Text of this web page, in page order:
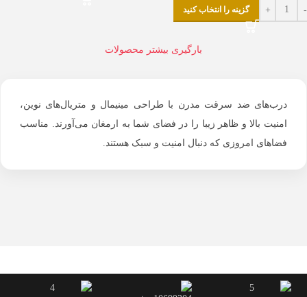
گزینه را انتخاب کنید
بارگیری بیشتر محصولات
درب‌های ضد سرقت مدرن با طراحی مینیمال و متریال‌های نوین،
امنیت بالا و ظاهر زیبا را در فضای شما به ارمغان می‌آورند. مناسب
فضاهای امروزی که دنبال امنیت و سبک هستند.